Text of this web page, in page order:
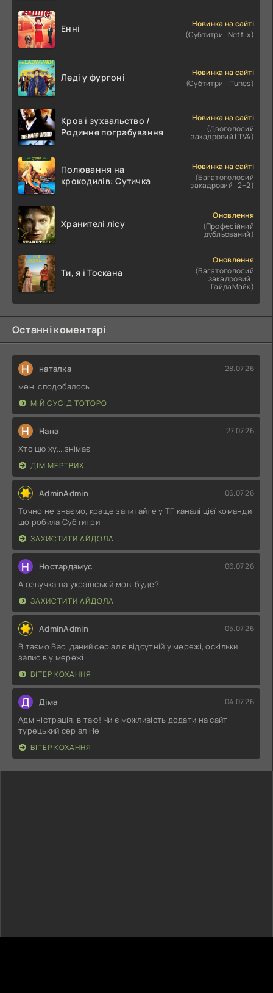
Енні
Новинка на сайті
(Субтитри | Netflix)
Леді у фургоні
Новинка на сайті
(Субтитри | iTunes)
Кров і зухвальство /
Родинне пограбування
Новинка на сайті
(Двоголосий
закадровий | TV4)
Полювання на
крокодилів: Сутичка
Новинка на сайті
(Багатоголосий
закадровий | 2+2)
Хранителі лісу
Оновлення
(Професійний
дубльований)
Ти, я і Тоскана
Оновлення
(Багатоголосий
закадровий |
ГайдаМайк)
Останні коментарі
Н наталка 28.07.26
мені сподобалось
МІЙ СУСІД ТОТОРО
Н Нана 27.07.26
Хто цю ху....знімає
ДІМ МЕРТВИХ
AdminAdmin 06.07.26
Точно не знаємо, краще запитайте у ТГ каналі цієї команди
що робила Субтитри
ЗАХИСТИТИ АЙДОЛА
Н Ностардамус 06.07.26
А озвучка на українській мові буде?
ЗАХИСТИТИ АЙДОЛА
AdminAdmin 05.07.26
Вітаємо Вас, даний серіал є відсутній у мережі, оскільки
записів у мережі
ВІТЕР КОХАННЯ
Д Діма 04.07.26
Адміністрація, вітаю! Чи є можливість додати на сайт
турецький серіал Не
ВІТЕР КОХАННЯ